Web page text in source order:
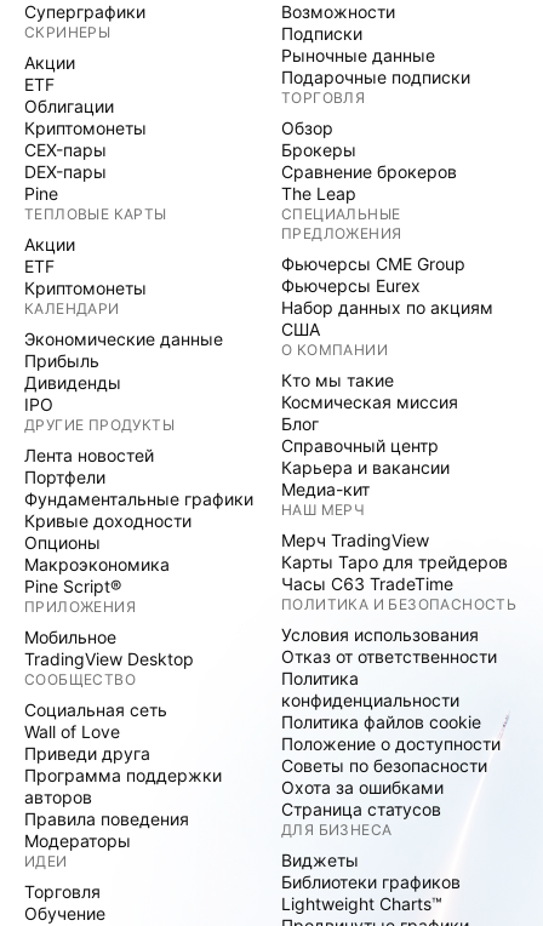
Суперграфики
СКРИНЕРЫ
Акции
ETF
Облигации
Криптомонеты
CEX-пары
DEX-пары
Pine
ТЕПЛОВЫЕ КАРТЫ
Акции
ETF
Криптомонеты
КАЛЕНДАРИ
Экономические данные
Прибыль
Дивиденды
IPO
ДРУГИЕ ПРОДУКТЫ
Лента новостей
Портфели
Фундаментальные графики
Кривые доходности
Опционы
Макроэкономика
Pine Script®
ПРИЛОЖЕНИЯ
Мобильное
TradingView Desktop
СООБЩЕСТВО
Социальная сеть
Wall of Love
Приведи друга
Программа поддержки
авторов
Правила поведения
Модераторы
ИДЕИ
Торговля
Обучение
Возможности
Подписки
Рыночные данные
Подарочные подписки
ТОРГОВЛЯ
Обзор
Брокеры
Сравнение брокеров
The Leap
СПЕЦИАЛЬНЫЕ
ПРЕДЛОЖЕНИЯ
Фьючерсы CME Group
Фьючерсы Eurex
Набор данных по акциям
США
О КОМПАНИИ
Кто мы такие
Космическая миссия
Блог
Справочный центр
Карьера и вакансии
Медиа-кит
НАШ МЕРЧ
Мерч TradingView
Карты Таро для трейдеров
Часы C63 TradeTime
ПОЛИТИКА И БЕЗОПАСНОСТЬ
Условия использования
Отказ от ответственности
Политика
конфиденциальности
Политика файлов cookie
Положение о доступности
Советы по безопасности
Охота за ошибками
Страница статусов
ДЛЯ БИЗНЕСА
Виджеты
Библиотеки графиков
Lightweight Charts™